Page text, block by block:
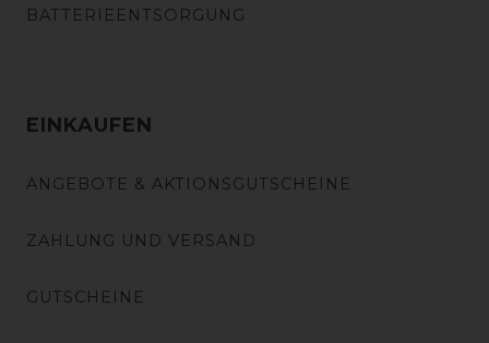
BATTERIEENTSORGUNG
EINKAUFEN
ANGEBOTE & AKTIONSGUTSCHEINE
ZAHLUNG UND VERSAND
GUTSCHEINE